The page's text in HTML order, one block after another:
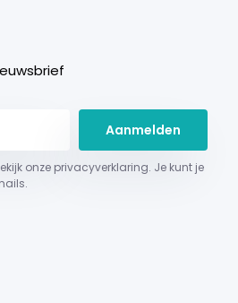
Aanmelden
onze privacyverklaring. Je kunt je